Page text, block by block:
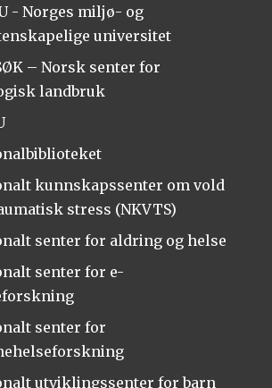
- Norges miljø- og
universitet
– Norsk senter for
landbruk
kunnskapssenter om vold
stress (NKVTS)
senter for aldring og helse
senter for e-
senter for
utviklingssenter for barn